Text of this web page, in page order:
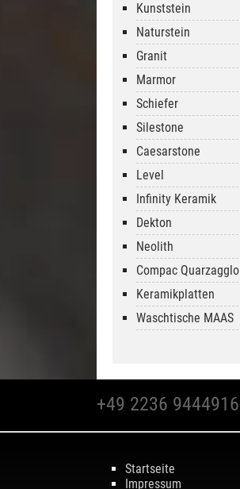
Exubertant Brown
Kunststein
Naturstein
Granit
Marmor
Schiefer
Silestone
Caesarstone
Level
Infinity Keramik
Dekton
Neolith
Compac Quarzagglo
Keramikplatten
Waschtische MAAS
+49 2236 9444916
Startseite
Impressum